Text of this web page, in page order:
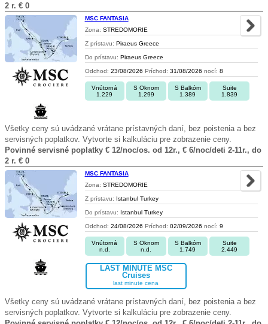
2 r. € 0
MSC FANTASIA
Zona: STREDOMORIE
Z prístavu: Piraeus Greece
Do prístavu: Piraeus Greece
Odchod: 23/08/2026 Príchod: 31/08/2026 nocí: 8
Vnútorná
1.229
S Oknom
1.299
S Balkóm
1.389
Suite
1.839
Všetky ceny sú uvádzané vrátane prístavných daní, bez poistenia a bez
servisných poplatkov. Vytvorte si kalkuláciu pre zobrazenie ceny.
Povinné servisné poplatky € 12/noc/os. od 12r., € 6/noc/deti 2-11r., do
2 r. € 0
MSC FANTASIA
Zona: STREDOMORIE
Z prístavu: Istanbul Turkey
Do prístavu: Istanbul Turkey
Odchod: 24/08/2026 Príchod: 02/09/2026 nocí: 9
Vnútorná
n.d.
S Oknom
n.d.
S Balkóm
1.749
Suite
2.449
LAST MINUTE MSC
Cruises
last minute cena
Všetky ceny sú uvádzané vrátane prístavných daní, bez poistenia a bez
servisných poplatkov. Vytvorte si kalkuláciu pre zobrazenie ceny.